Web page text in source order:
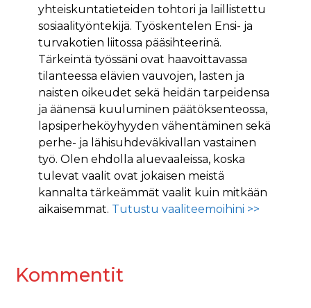
yhteiskuntatieteiden tohtori ja laillistettu
sosiaalityöntekijä. Työskentelen Ensi- ja
turvakotien liitossa pääsihteerinä.
Tärkeintä työssäni ovat haavoittavassa
tilanteessa elävien vauvojen, lasten ja
naisten oikeudet sekä heidän tarpeidensa
ja äänensä kuuluminen päätöksenteossa,
lapsiperheköyhyyden vähentäminen sekä
perhe- ja lähisuhdeväkivallan vastainen
työ. Olen ehdolla aluevaaleissa, koska
tulevat vaalit ovat jokaisen meistä
kannalta tärkeämmät vaalit kuin mitkään
aikaisemmat. Tutustu vaaliteemoihini >>
Kommentit